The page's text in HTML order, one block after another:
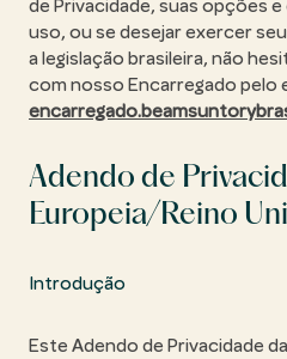
de Privacidade, suas opções
uso, ou se desejar exercer
a legislação brasileira, não
com nosso Encarregado pelo
Adendo de
Europeia/Reino
Introdução
Este Adendo de Privacidade